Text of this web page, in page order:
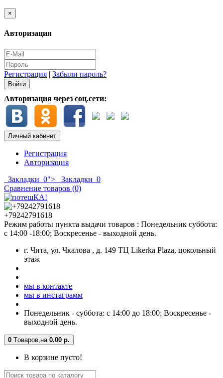
×
Авторизация
Регистрация | Забыли пароль?
Авторизация через соц.сети:
Личный кабинет
Регистрация
Авторизация
Закладки 0"> Закладки 0
Сравнение товаров (0)
+79242791618
Режим работы пункта выдачи товаров : Понедельник суббота:
с 14:00 -18:00; Воскресенье - выходной день.
г. Чита, ул. Чкалова , д. 149 ТЦ Likerka Plaza, цокольный
этаж
мы в контакте
мы в инстаграмм
Понедельник - суббота: с 14:00 до 18:00; Воскресенье -
выходной день.
0 Tоваров, на 0.00 р.
В корзине пусто!